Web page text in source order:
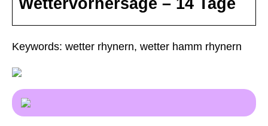
Wettervorhersage – 14 Tage
Keywords: wetter rhynern, wetter hamm rhynern